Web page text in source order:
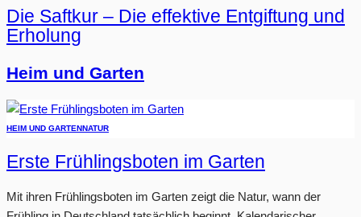
Die Saftkur – Die effektive Entgiftung und
Erholung
Heim und Garten
HEIM UND GARTENNATUR
Erste Frühlingsboten im Garten
Mit ihren Frühlingsboten im Garten zeigt die Natur, wann der